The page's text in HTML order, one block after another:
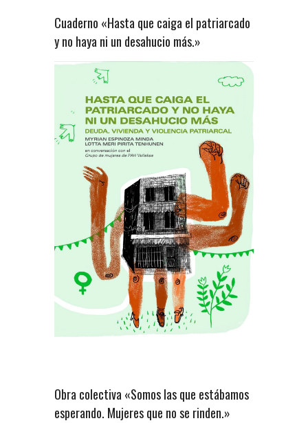
Cuaderno «Hasta que caiga el patriarcado
y no haya ni un desahucio más.»
Obra colectiva «Somos las que estábamos
esperando. Mujeres que no se rinden.»